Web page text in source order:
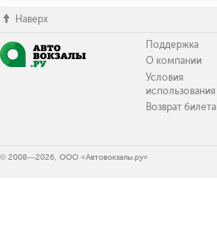
Наверх
Поддержка
О компании
Условия
использования
Возврат билета
© 2008—2026, ООО «Автовокзалы.ру»